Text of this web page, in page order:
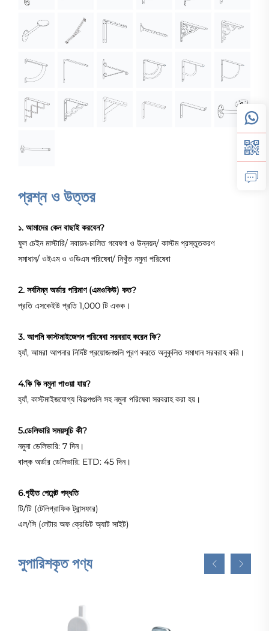
প্রশ্ন ও উত্তর
১. আমাদের কেন বাছাই করবেন?
ফুল চেইন মাস্টারি/ নবায়ন-চালিত গবেষণা ও উন্নয়ন/ কাস্টম প্রস্তুতকরণ
সমাধান/ ওইএম ও ওডিএম পরিষেবা/ নিখুঁত নমুনা পরিষেবা
2. সর্বনিম্ন অর্ডার পরিমাণ (এমওকিউ) কত?
প্রতি এসকেইউ প্রতি 1,000 টি একক।
3. আপনি কাস্টমাইজেশন পরিষেবা সরবরাহ করেন কি?
হ্যাঁ, আমরা আপনার নির্দিষ্ট প্রয়োজনগুলি পূরণ করতে অনুকূলিত সমাধান সরবরাহ করি।
4.কি কি নমুনা পাওয়া যায়?
হ্যাঁ, কাস্টমাইজযোগ্য বিকল্পগুলি সহ নমুনা পরিষেবা সরবরাহ করা হয়।
5.ডেলিভারি সময়সূচি কী?
নমুনা ডেলিভারি: 7 দিন।
বাল্ক অর্ডার ডেলিভারি: ETD: 45 দিন।
6.গৃহীত পেমেন্ট পদ্ধতি
টি/টি (টেলিগ্রাফিক ট্রান্সফার)
এল/সি (লেটার অফ ক্রেডিট অ্যাট সাইট)
সুপারিশকৃত পণ্য